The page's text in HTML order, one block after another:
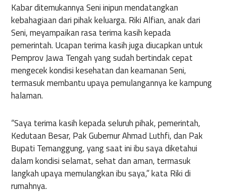
Kabar ditemukannya Seni inipun mendatangkan
kebahagiaan dari pihak keluarga. Riki Alfian, anak dari
Seni, meyampaikan rasa terima kasih kepada
pemerintah. Ucapan terima kasih juga diucapkan untuk
Pemprov Jawa Tengah yang sudah bertindak cepat
mengecek kondisi kesehatan dan keamanan Seni,
termasuk membantu upaya pemulangannya ke kampung
halaman.
“Saya terima kasih kepada seluruh pihak, pemerintah,
Kedutaan Besar, Pak Gubernur Ahmad Luthfi, dan Pak
Bupati Temanggung, yang saat ini ibu saya diketahui
dalam kondisi selamat, sehat dan aman, termasuk
langkah upaya memulangkan ibu saya,” kata Riki di
rumahnya.